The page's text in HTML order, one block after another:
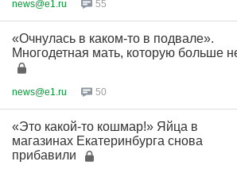
news@e1.ru 55
«Очнулась в каком-то в подвале».
Многодетная мать, которую больше
news@e1.ru 50
«Это какой-то кошмар!» Яйца в
магазинах Екатеринбурга снова
прибавили